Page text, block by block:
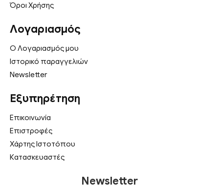
Όροι Χρήσης
Λογαριασμός
Ο Λογαριασμός μου
Ιστορικό παραγγελιών
Newsletter
Εξυπηρέτηση
Επικοινωνία
Επιστροφές
Χάρτης Ιστοτόπου
Κατασκευαστές
Newsletter